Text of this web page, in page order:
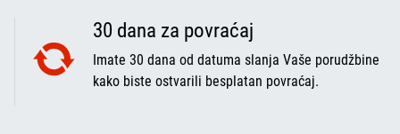
30 dana za povraćaj
Imate 30 dana od datuma slanja Vaše porudžbine
kako biste ostvarili besplatan povraćaj.